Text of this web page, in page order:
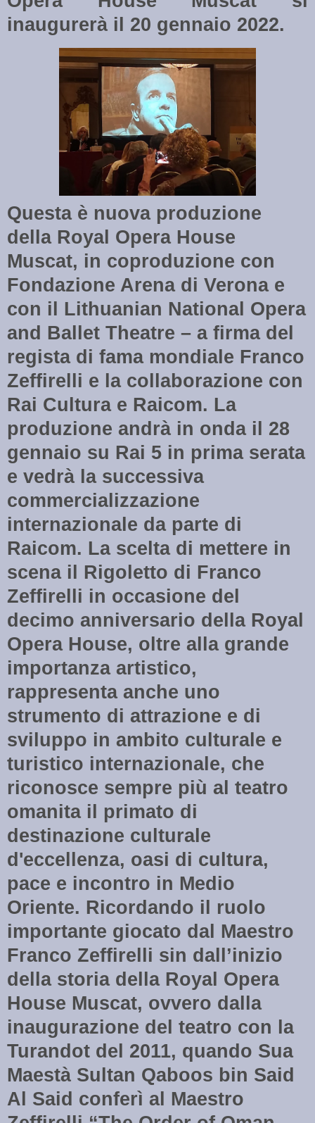
inaugurerà il 20 gennaio 2022.
Questa è nuova produzione
della Royal Opera House
Muscat, in coproduzione con
Fondazione Arena di Verona e
con il Lithuanian National Opera
and Ballet Theatre – a firma del
regista di fama mondiale Franco
Zeffirelli e la collaborazione con
Rai Cultura e Raicom. La
produzione andrà in onda il 28
gennaio su Rai 5 in prima serata
e vedrà la successiva
commercializzazione
internazionale da parte di
Raicom. La scelta di mettere in
scena il Rigoletto di Franco
Zeffirelli in occasione del
decimo anniversario della Royal
Opera House, oltre alla grande
importanza artistico,
rappresenta anche uno
strumento di attrazione e di
sviluppo in ambito culturale e
turistico internazionale, che
riconosce sempre più al teatro
omanita il primato di
destinazione culturale
d'eccellenza, oasi di cultura,
pace e incontro in Medio
Oriente. Ricordando il ruolo
importante giocato dal Maestro
Franco Zeffirelli sin dall’inizio
della storia della Royal Opera
House Muscat, ovvero dalla
inaugurazione del teatro con la
Turandot del 2011, quando Sua
Maestà Sultan Qaboos bin Said
Al Said conferì al Maestro